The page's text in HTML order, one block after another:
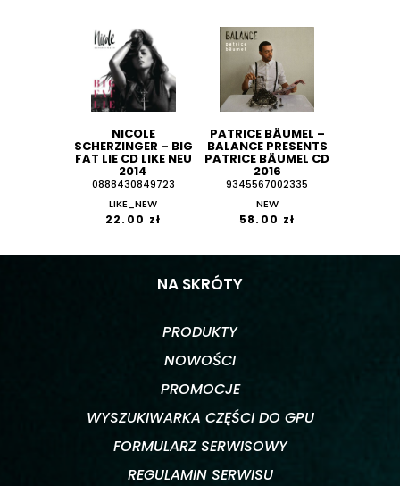
NICOLE
SCHERZINGER ‎– BIG
FAT LIE CD LIKE NEU
2014
0888430849723
LIKE_NEW
22.00 zł
PATRICE BÄUMEL ‎–
BALANCE PRESENTS
PATRICE BÄUMEL CD
2016
9345567002335
NEW
58.00 zł
NA SKRÓTY
PRODUKTY
NOWOŚCI
PROMOCJE
WYSZUKIWARKA CZĘŚCI DO GPU
FORMULARZ SERWISOWY
REGULAMIN SERWISU